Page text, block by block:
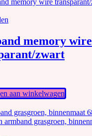
memory wire
zwart
aan winkelwagen